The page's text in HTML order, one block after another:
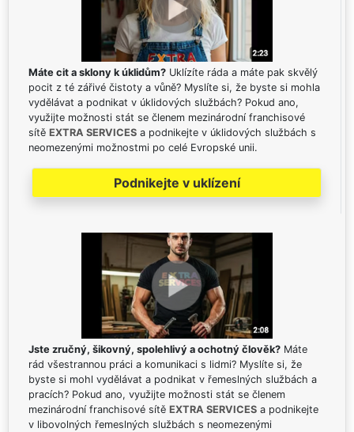
Máte cit a sklony k úklidům? Uklízíte ráda a máte pak skvělý
pocit z té zářivé čistoty a vůně? Myslíte si, že byste si mohla
vydělávat a podnikat v úklidových službách? Pokud ano,
využijte možnosti stát se členem mezinárodní franchisové
sítě EXTRA SERVICES a podnikejte v úklidových službách s
neomezenými možnostmi po celé Evropské unii.
Podnikejte v uklízení
Jste zručný, šikovný, spolehlivý a ochotný člověk? Máte
rád všestrannou práci a komunikaci s lidmi? Myslíte si, že
byste si mohl vydělávat a podnikat v řemeslných službách a
pracích? Pokud ano, využijte možnosti stát se členem
mezinárodní franchisové sítě EXTRA SERVICES a podnikejte
v libovolných řemeslných službách s neomezenými